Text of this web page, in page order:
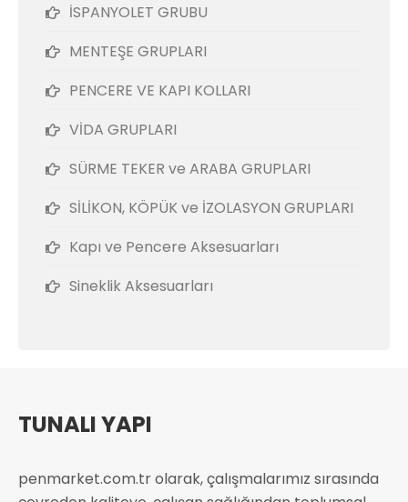
İSPANYOLET GRUBU
MENTEŞE GRUPLARI
PENCERE VE KAPI KOLLARI
VİDA GRUPLARI
SÜRME TEKER ve ARABA GRUPLARI
SİLİKON, KÖPÜK ve İZOLASYON GRUPLARI
Kapı ve Pencere Aksesuarları
Sineklik Aksesuarları
TUNALI YAPI
penmarket.com.tr olarak, çalışmalarımız sırasında